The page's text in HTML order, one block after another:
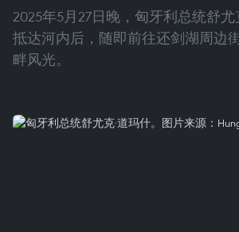
2025年5月27日晚，匈牙利总统舒尤
抵达河内后，随即前往还剑湖周边
畔风光。